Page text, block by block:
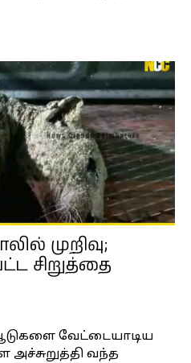
முறிவு;
சிறுத்தை
வேட்டையாடிய
வந்த